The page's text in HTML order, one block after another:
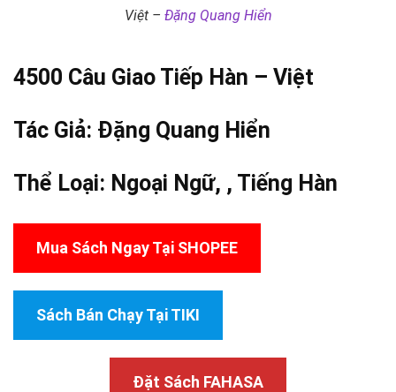
Việt – Đặng Quang Hiển
4500 Câu Giao Tiếp Hàn – Việt
Tác Giả: Đặng Quang Hiển
Thể Loại: Ngoại Ngữ, , Tiếng Hàn
Mua Sách Ngay Tại SHOPEE
Sách Bán Chạy Tại TIKI
Đặt Sách FAHASA